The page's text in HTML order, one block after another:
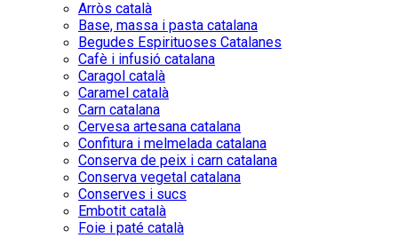
Arròs català
Base, massa i pasta catalana
Begudes Espirituoses Catalanes
Cafè i infusió catalana
Caragol català
Caramel català
Carn catalana
Cervesa artesana catalana
Confitura i melmelada catalana
Conserva de peix i carn catalana
Conserva vegetal catalana
Conserves i sucs
Embotit català
Foie i paté català